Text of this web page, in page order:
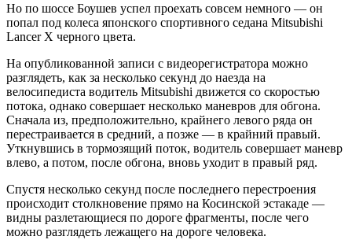
Но по шоссе Боушев успел проехать совсем немного — он
попал под колеса японского спортивного седана Mitsubishi
Lancer X черного цвета.
На опубликованной записи с видеорегистратора можно
разглядеть, как за несколько секунд до наезда на
велосипедиста водитель Mitsubishi движется со скоростью
потока, однако совершает несколько маневров для обгона.
Сначала из, предположительно, крайнего левого ряда он
перестраивается в средний, а позже — в крайний правый.
Уткнувшись в тормозящий поток, водитель совершает маневр
влево, а потом, после обгона, вновь уходит в правый ряд.
Спустя несколько секунд после последнего перестроения
происходит столкновение прямо на Косинской эстакаде —
видны разлетающиеся по дороге фрагменты, после чего
можно разглядеть лежащего на дороге человека.